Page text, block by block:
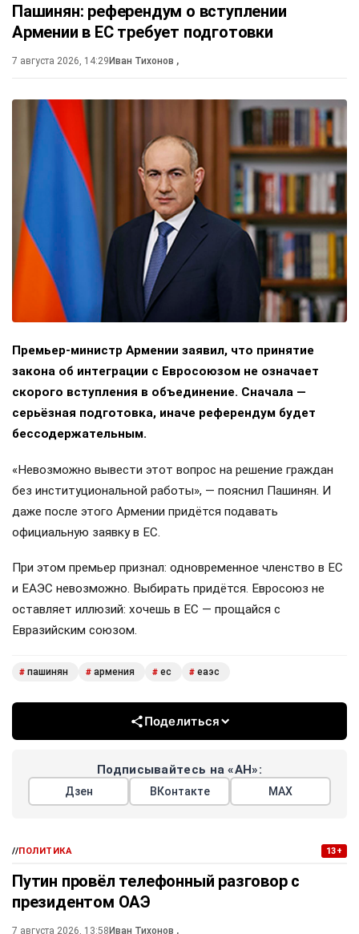
Пашинян: референдум о вступлении
Армении в ЕС требует подготовки
7 августа 2026, 14:29Иван Тихонов ,
Премьер-министр Армении заявил, что принятие
закона об интеграции с Евросоюзом не означает
скорого вступления в объединение. Сначала —
серьёзная подготовка, иначе референдум будет
бессодержательным.
«Невозможно вывести этот вопрос на решение граждан
без институциональной работы», — пояснил Пашинян. И
даже после этого Армении придётся подавать
официальную заявку в ЕС.
При этом премьер признал: одновременное членство в ЕС
и ЕАЭС невозможно. Выбирать придётся. Евросоюз не
оставляет иллюзий: хочешь в ЕС — прощайся с
Евразийским союзом.
# пашинян # армения # ес # еаэс
Поделиться
Подписывайтесь на «АН»:
Дзен ВКонтакте МАХ
//ПОЛИТИКА 13+
Путин провёл телефонный разговор с
президентом ОАЭ
7 августа 2026, 13:58 Иван Тихонов ,